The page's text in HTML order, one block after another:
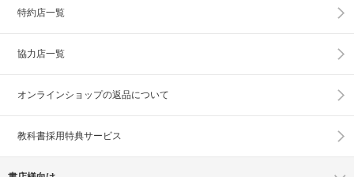
特約店一覧
協力店一覧
オンラインショップの返品について
教科書採用特典サービス